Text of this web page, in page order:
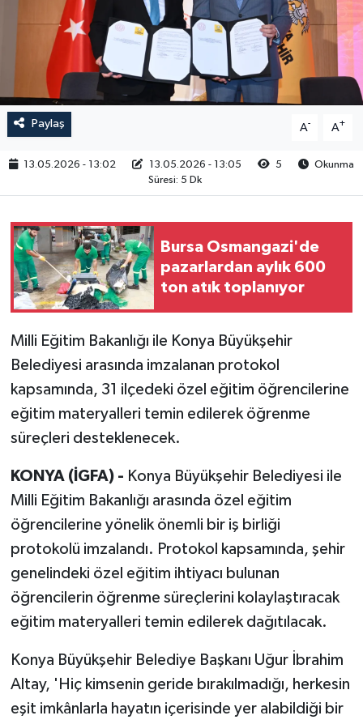
Paylaş A- A+
13.05.2026 - 13:02 13.05.2026 - 13:05 5
Okunma
Süresi: 5 Dk
Bursa Osmangazi'de
pazarlardan aylık 600
ton atık toplanıyor
Milli Eğitim Bakanlığı ile Konya Büyükşehir
Belediyesi arasında imzalanan protokol
kapsamında, 31 ilçedeki özel eğitim öğrencilerine
eğitim materyalleri temin edilerek öğrenme
süreçleri desteklenecek.
KONYA (İGFA) - Konya Büyükşehir Belediyesi ile
Milli Eğitim Bakanlığı arasında özel eğitim
öğrencilerine yönelik önemli bir iş birliği
protokolü imzalandı. Protokol kapsamında, şehir
genelindeki özel eğitim ihtiyacı bulunan
öğrencilerin öğrenme süreçlerini kolaylaştıracak
eğitim materyalleri temin edilerek dağıtılacak.
Konya Büyükşehir Belediye Başkanı Uğur İbrahim
Altay, 'Hiç kimsenin geride bırakılmadığı, herkesin
eşit imkânlarla hayatın içerisinde yer alabildiği bir
RESMİ İLAN